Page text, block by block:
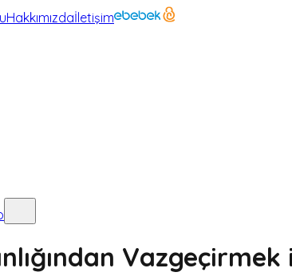
Hakkımızdaİletişim